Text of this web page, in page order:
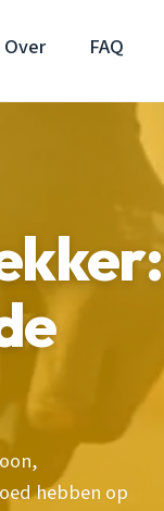
Over FAQ
hebben op